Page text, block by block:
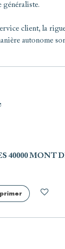
généraliste.
client, la
autonome
40000 MONT